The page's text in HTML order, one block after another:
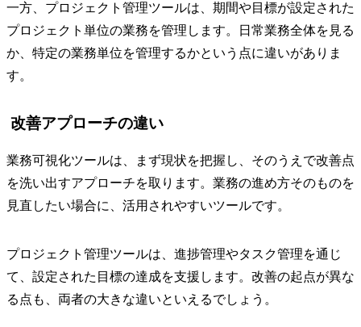
一方、プロジェクト管理ツールは、期間や目標が設定された
プロジェクト単位の業務を管理します。日常業務全体を見る
か、特定の業務単位を管理するかという点に違いがありま
す。
改善アプローチの違い
業務可視化ツールは、まず現状を把握し、そのうえで改善点
を洗い出すアプローチを取ります。業務の進め方そのものを
見直したい場合に、活用されやすいツールです。
プロジェクト管理ツールは、進捗管理やタスク管理を通じ
て、設定された目標の達成を支援します。改善の起点が異な
る点も、両者の大きな違いといえるでしょう。